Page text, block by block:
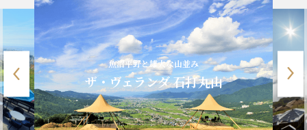
魚沼平野と雄大な山並み
ザ・ヴェランダ 石打丸山